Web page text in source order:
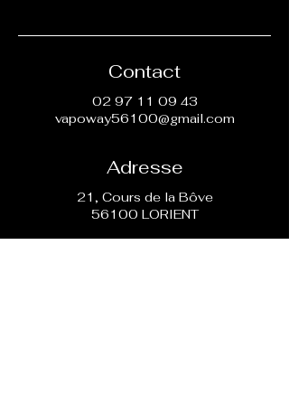
Contact
02 97 11 09 43
vapoway56100@gmail.com
Adresse
21, Cours de la Bôve
56100 LORIENT